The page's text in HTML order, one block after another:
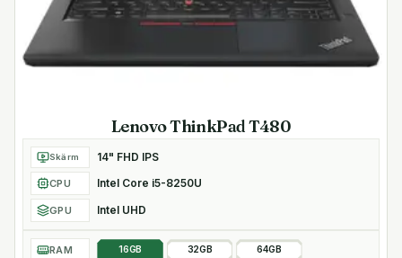
Lenovo ThinkPad T480
Skärm 14" FHD IPS
CPU Intel Core i5-8250U
GPU Intel UHD
RAM 16GB 32GB 64GB